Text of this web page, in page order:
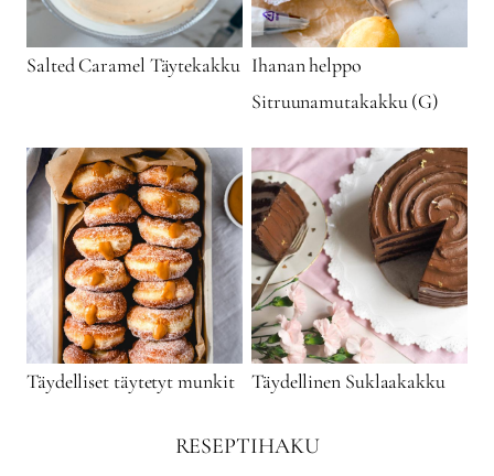
Salted Caramel Täytekakku Ihanan helppo
Sitruunamutakakku (G)
Täydelliset täytetyt munkit Täydellinen Suklaakakku
RESEPTIHAKU